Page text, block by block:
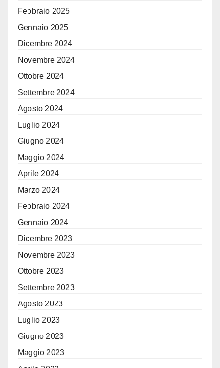
Febbraio 2025
Gennaio 2025
Dicembre 2024
Novembre 2024
Ottobre 2024
Settembre 2024
Agosto 2024
Luglio 2024
Giugno 2024
Maggio 2024
Aprile 2024
Marzo 2024
Febbraio 2024
Gennaio 2024
Dicembre 2023
Novembre 2023
Ottobre 2023
Settembre 2023
Agosto 2023
Luglio 2023
Giugno 2023
Maggio 2023